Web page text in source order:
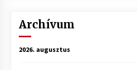
Archívum
2026. augusztus